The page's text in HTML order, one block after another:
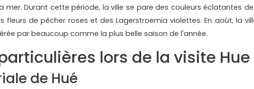
mer. Durant cette période, la ville se pare des couleurs éclatantes
fleurs de pêcher roses et des Lagerstroemia violettes. En août, la
par beaucoup comme la plus belle saison de l'année.
lors de la visite Hue
de Hué